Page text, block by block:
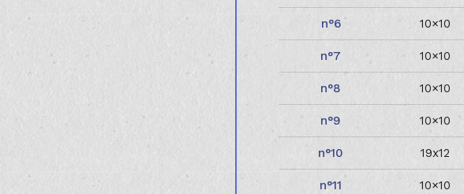
6 10×10
7 10×10
8 10×10
9 10×10
10 19x12
11 10×10